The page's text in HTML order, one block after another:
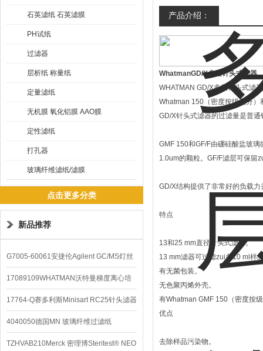
石英滤纸 石英滤膜
PH试纸
过滤器
层析纸 称量纸
定量滤纸
无机膜 氧化铝膜 AAO膜
定性滤纸
打孔器
玻璃纤维滤纸/滤膜
点击更多分类
新品推荐
G7005-60061安捷伦Agilent GC/MS灯丝
配件
17089109WHATMAN沃特曼梯度离心培
养基
17764-Q赛多利斯Minisart RC25针头滤器
4040050德国MN 玻璃纤维过滤纸
TZHVAB210Merck 密理博Steritest® NEO
产品介绍：
WhatmanGD/X多层针头式滤器
WHATMAN GD/X多层针头式滤
Whatman 150（密度按级划分）
GD/X针头式滤器的过滤量是普
GMF 150和GF/F由硼硅酸盐玻
1.0um的颗粒。GF/F滤层可保留
GD/X结构提供了非常好的负载
特点
13和25 mm直径针头式滤器。
13 mm滤器可过滤zui多10 ml样
有无菌包装。
无色聚丙烯外壳。
有Whatman GMF 150（密度按
优点
去除样品污染物。